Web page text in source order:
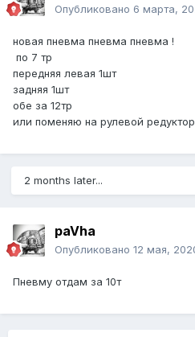
Опубликовано 6 марта,
новая пневма пневма пневма !
по 7 тр
передняя левая 1шт
задняя 1шт
обе за 12тр
или поменяю на рулевой
2 months later...
paVha
Опубликовано 12 мая,
Пневму отдам за 10т